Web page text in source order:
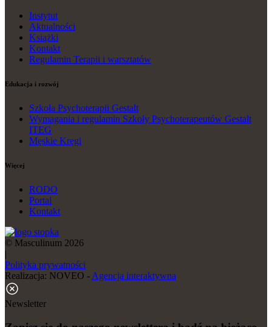
Instytut
Aktualności
Książki
Kontakt
Regulamin Terapii i warsztatów
Edukacja i rozwój
Szkoła Psychoterapii Gestalt
Wymagania i regulamin Szkoły Psychoterapeutów Gestalt
ITEG
Męskie Kręgi
Więcej
RODO
Portal
Kontakt
© Masculinum 2026
|
Polityka prywatności
Realizacja: NOVEO - Agencja interaktywna
Newsletter